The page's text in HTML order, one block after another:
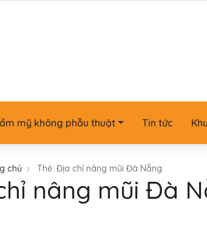
mỹ không phẫu thuật Tin tức
chủ Thẻ: Địa chỉ nâng mũi Đà Nẵng
nâng mũi Đà